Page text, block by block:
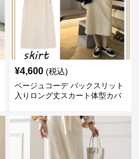
¥4,600 (税込)
ベージュコーデ バックスリット
入りロング丈スカート体型カバ